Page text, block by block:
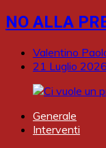
NO ALLA
Valentino
21 Luglio 2026
Generale
Interventi